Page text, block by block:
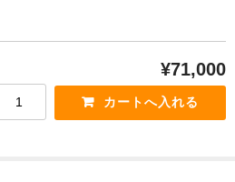
¥71,000